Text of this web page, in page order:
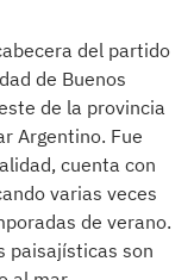
del partido
de Buenos
de la provincia
Argentino. Fue
cuenta con
varias veces
de verano.
paisajísticas son